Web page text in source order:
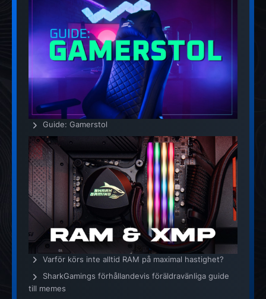
Guide: Gamerstol
Varför körs inte alltid RAM på maximal hastighet?
SharkGamings förhållandevis föräldravänliga guide
till memes